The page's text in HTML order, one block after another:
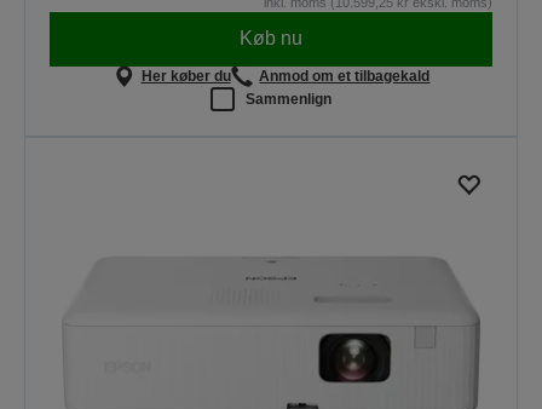
Køb nu
Her køber du
Anmod om et tilbagekald
Sammenlign